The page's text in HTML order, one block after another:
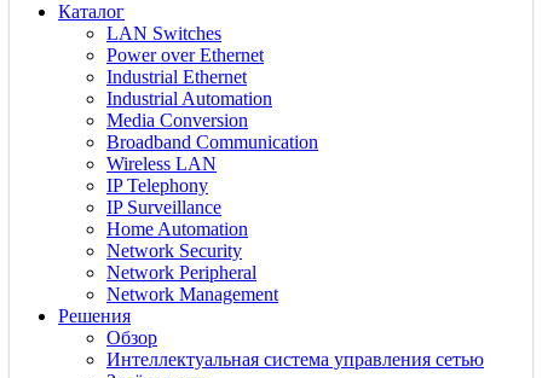
Каталог
LAN Switches
Power over Ethernet
Industrial Ethernet
Industrial Automation
Media Conversion
Broadband Communication
Wireless LAN
IP Telephony
IP Surveillance
Home Automation
Network Security
Network Peripheral
Network Management
Решения
Обзор
Интеллектуальная система управления сетью